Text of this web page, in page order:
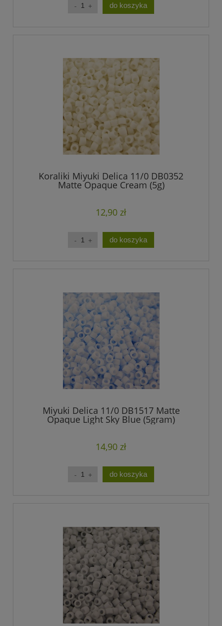
do koszyka
Koraliki Miyuki Delica 11/0 DB0352
Matte Opaque Cream (5g)
12,90 zł
do koszyka
Miyuki Delica 11/0 DB1517 Matte
Opaque Light Sky Blue (5gram)
14,90 zł
do koszyka